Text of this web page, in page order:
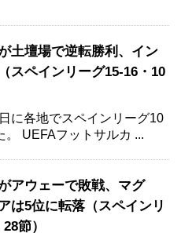
土壇場で逆転勝利、イン
スペインリーグ15-16・10
に各地でスペインリーグ10
。 UEFAフットサルカ ...
アウェーで敗戦、マグ
は5位に転落（スペインリ
節）